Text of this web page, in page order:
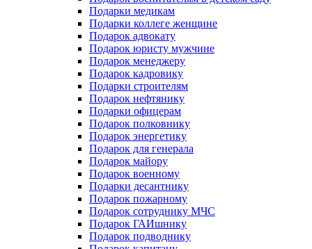
Подарки медикам
Подарки коллеге женщине
Подарок адвокату
Подарок юристу мужчине
Подарок менеджеру
Подарок кадровику
Подарки строителям
Подарок нефтянику
Подарки офицерам
Подарок полковнику
Подарок энергетику
Подарок для генерала
Подарок майору
Подарок военному
Подарки десантнику
Подарок пожарному
Подарок сотруднику МЧС
Подарок ГАИшнику
Подарок подводнику